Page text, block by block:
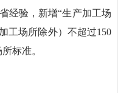
经验，新增“生产加工场
工场所除外）不超过150
标准。